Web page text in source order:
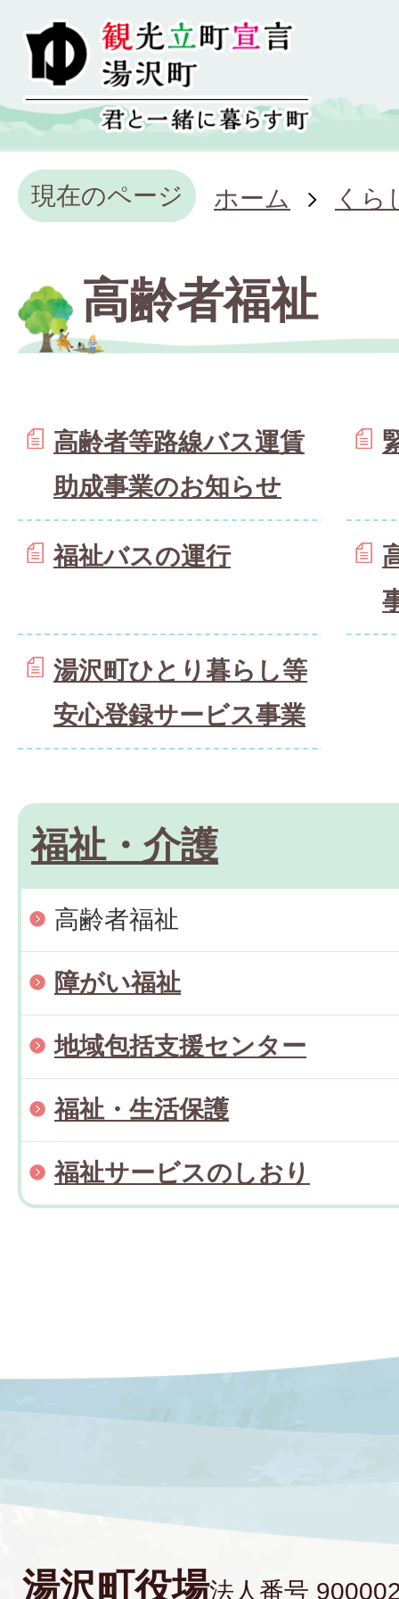
現在のページ ホーム くら
高齢者福祉
高齢者等路線バス運賃
助成事業のお知らせ
福祉バスの運行
湯沢町ひとり暮らし等
安心登録サービス事業
福祉・介護
高齢者福祉
障がい福祉
地域包括支援センター
福祉・生活保護
福祉サービスのしおり
湯沢町役場法人番号